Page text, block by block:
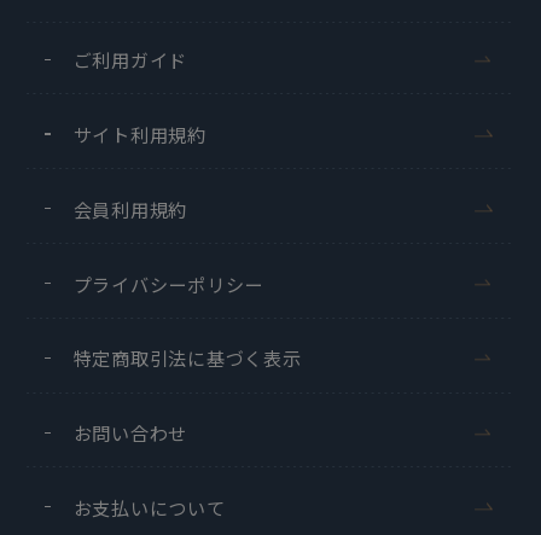
ご利用ガイド
サイト利用規約
会員利用規約
プライバシーポリシー
特定商取引法に基づく表示
お問い合わせ
お支払いについて